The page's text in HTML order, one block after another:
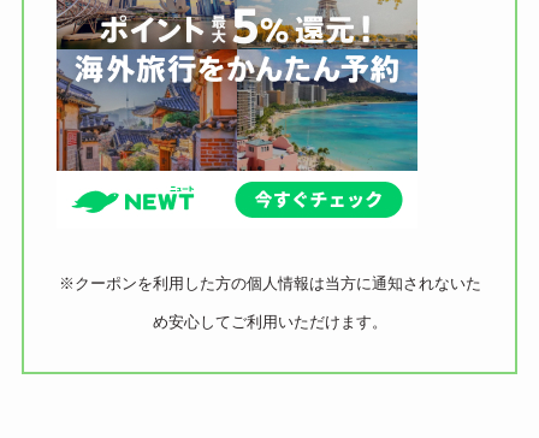
※クーポンを利用した方の個人情報は当方に通知されないた
め安心してご利用いただけます。